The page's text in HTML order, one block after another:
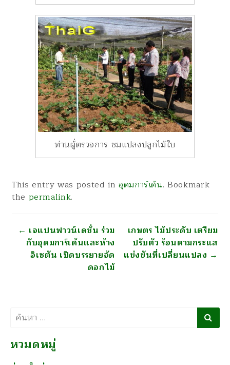
ท่านผู้่ตรวจการ ชมแปลงปลูกไม้ใบ
This entry was posted in อุดมการ์เด้น. Bookmark
the permalink.
นำทาง
← เจแปนฟาวน์เดชั่น ร่วม
กับอุดมการ์เด้นและห้าง
อิเซตัน เปิดบรรยายจัด
ดอกไม้
เกษตร ไม้ประดับ เตรียม
ปรับตัว ร้อนตามกระแส
แข่งขันที่เปลี่ยนแปลง →
ค้นหา
หวมดหมู่